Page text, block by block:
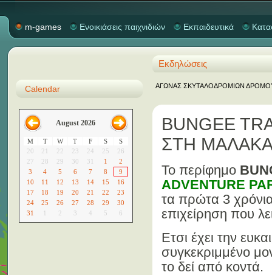
m-games Ενοικιάσεις παιχνιδιών Εκπαιδευτικά
Εκδηλώσεις
ΑΓΩΝΑΣ ΣΚΥΤΑΛΟΔΡΟΜΙΩΝ ΔΡΟΜΟΥ
BUNGEE
ΣΤΗ
Το περίφημο
ADVENTURE
τα πρώτα 3
επιχείρηση που
Ετσι έχει την
συγκεκριμμένο
το δεί από κοντά.
Calendar
August 2026
M T W T F S
S
20
21 22 23 24 25
26
27
28 29 30 31 1
2
3
4 5 6 7 8
9
10
11 12 13 14 15
16
17
18 19 20 21 22
23
24
25 26 27 28 29
30
31
1 2 3 4 5 6